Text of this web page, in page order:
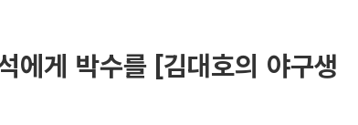
에게 박수를 [김대호의 야구생